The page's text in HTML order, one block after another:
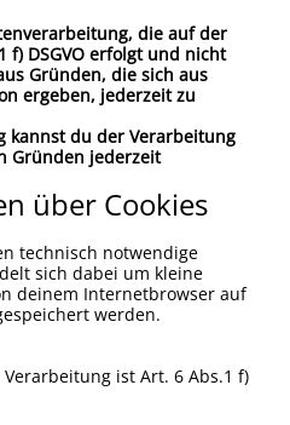
die auf der
f) DSGVO erfolgt und nicht
Gründen, die sich aus
ergeben, jederzeit zu
kannst du der Verarbeitung
Gründen jederzeit
über Cookies
technisch notwendige
sich dabei um kleine
deinem Internetbrowser auf
werden.
ist Art. 6 Abs.1 f)